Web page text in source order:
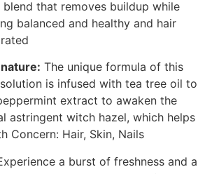
that removes buildup while
balanced and healthy and hair
The unique formula of this
is infused with tea tree oil to
extract to awaken the
astringent witch hazel, which helps
Concern: Hair, Skin, Nails
a burst of freshness and a